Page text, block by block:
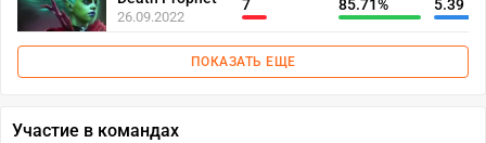
26.09.2022
7 85.71% 5.39
ПОКАЗАТЬ ЕЩЕ
Участие в командах